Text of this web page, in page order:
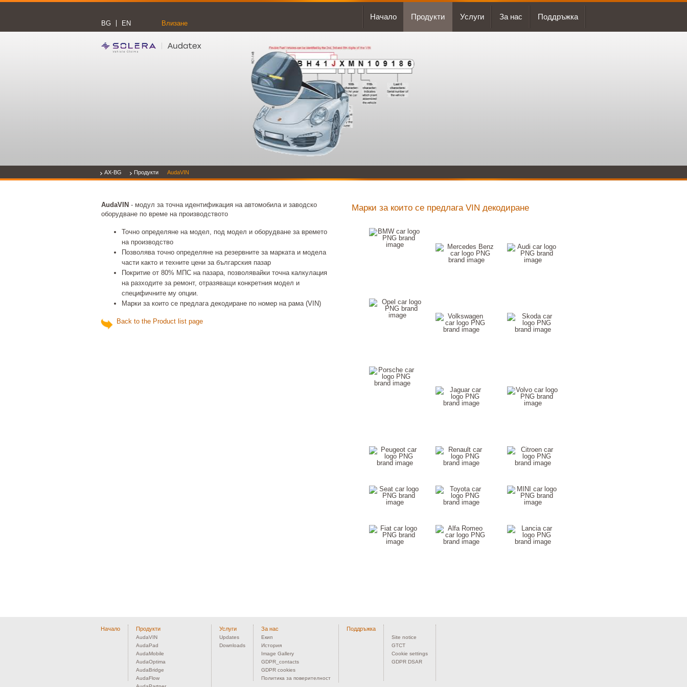
BG EN Влизане
Начало Продукти Услуги За нас Поддръжка
AX-BG Продукти AudaVIN
AudaVIN - модул за точна идентификация на автомобила и заводско
оборудване по време на производството
Точно определяне на модел, под модел и оборудване за времето
на производство
Позволява точно определяне на резервните за марката и модела
части както и техните цени за българския пазар
Покритие от 80% МПС на пазара, позволявайки точна калкулация
на разходите за ремонт, отразяващи конкретния модел и
специфичните му опции.
Марки за които се предлага декодиране по номер на рама (VIN)
Back to the Product list page
Марки за които се предлага VIN декодиране
Начало Продукти
AudaVIN
AudaPad
AudaMobile
AudaOptima
AudaBridge
AudaFlow
Услуги
Updates
Downloads
За нас
Екип
История
Image Gallery
GDPR_contacts
GDPR cookies
Политика за поверителност
Поддръжка
Site notice
GTCT
Cookie settings
GDPR DSAR